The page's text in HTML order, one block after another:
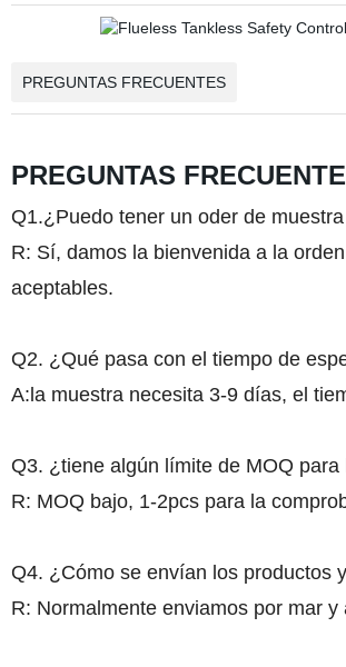
PREGUNTAS FRECUENTES
PREGUNTAS
Q1.¿Puedo tener un oder de
R: Sí, damos la bienvenida a la
aceptables.
Q2. ¿Qué pasa con el tiempo de
A:la muestra necesita 3-9 días, el
Q3. ¿tiene algún límite de MOQ
R: MOQ bajo, 1-2pcs para la
Q4. ¿Cómo se envían los productos
R: Normalmente enviamos por mar